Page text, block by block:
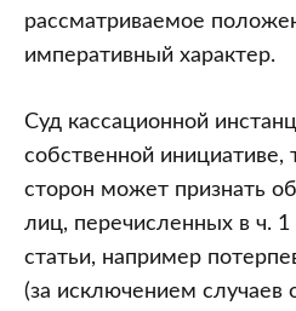
рассматриваемое
императивный характер.
Суд кассационной
собственной инициативе,
сторон может признать
лиц, перечисленных в ч.
статьи, например
(за исключением случаев